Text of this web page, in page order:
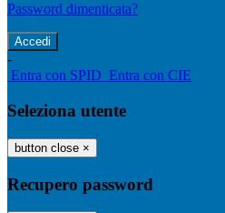
Password dimenticata?
-
Entra con SPID Entra con CIE
Seleziona utente
button close ×
Recupero password